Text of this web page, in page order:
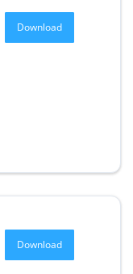
Download
Download